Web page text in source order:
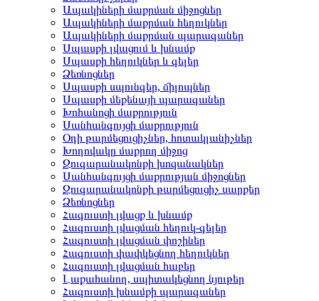
Ապակիների մաքրման միջոցներ
Ապակիների մաքրման հեղուկներ
Ապակիների մաքրման պարագաներ
Սպասքի լվացում և խնամք
Սպասքի հեղուկներ և գելեր
Ձեռնոցներ
Սպասքի սպունգեր, ճիլոպներ
Սպասքի մեքենայի պարագաներ
Խոհանոցի մաքրություն
Սանհանգույցի մաքրություն
Օդի թարմեցուցիչներ, հոտակլանիչներ
Խողովակը մաքրող միջոց
Զուգարանակոնքի խոզանակներ
Սանհանգույցի մաքրության միջոցներ
Զուգարանակոնքի թարմեցուցիչ սարքեր
Ձեռնոցներ
Հագուստի լվացք և խնամք
Հագուստի լվացման հեղուկ-գելեր
Հագուստի լվացման փոշիներ
Հագուստի փափկեցնող հեղուկներ
Հագուստի լվացման հաբեր
Լաքահանող, սպիտակեցնող նյութեր
Հագուստի խնամքի պարագաներ